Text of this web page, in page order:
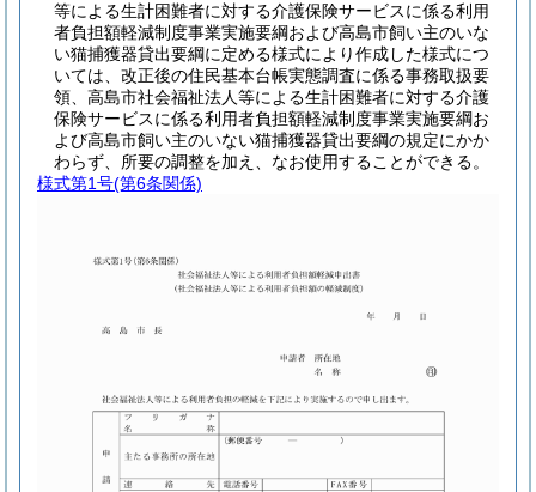
等による生計困難者に対する介護保険サービスに係る利用
者負担額軽減制度事業実施要綱および高島市飼い主のいな
い猫捕獲器貸出要綱に定める様式により作成した様式につ
いては、改正後の住民基本台帳実態調査に係る事務取扱要
領、高島市社会福祉法人等による生計困難者に対する介護
保険サービスに係る利用者負担額軽減制度事業実施要綱お
よび高島市飼い主のいない猫捕獲器貸出要綱の規定にかか
わらず、所要の調整を加え、なお使用することができる。
様式第1号(第6条関係)